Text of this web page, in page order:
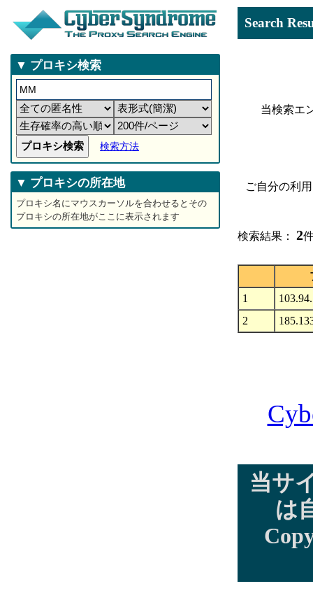
▼ プロキシ検索
検索方法
▼ プロキシの所在地
プロキシ名にマウスカーソルを合わせるとその
プロキシの所在地がここに表示されます
Search
当検索エ
ご自分の利
検索結果： 2
1
2
当サ
は